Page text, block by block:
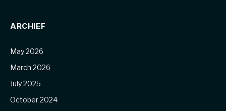
ARCHIEF
May 2026
March 2026
July 2025
October 2024